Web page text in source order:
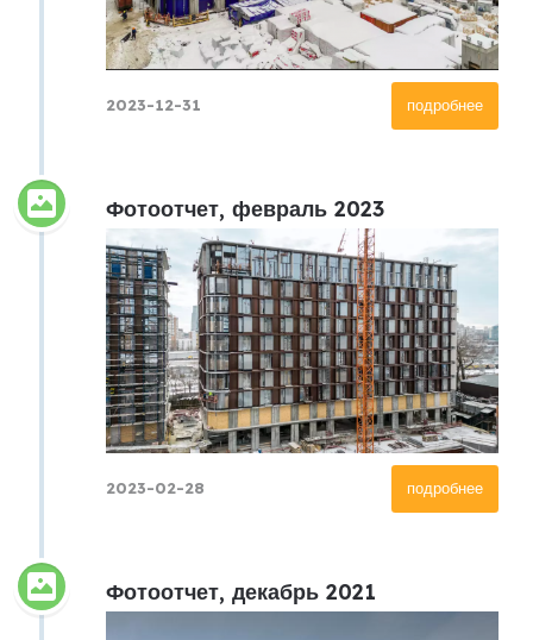
подробнее
2023-12-31
Фотоотчет, февраль 2023
подробнее
2023-02-28
Фотоотчет, декабрь 2021